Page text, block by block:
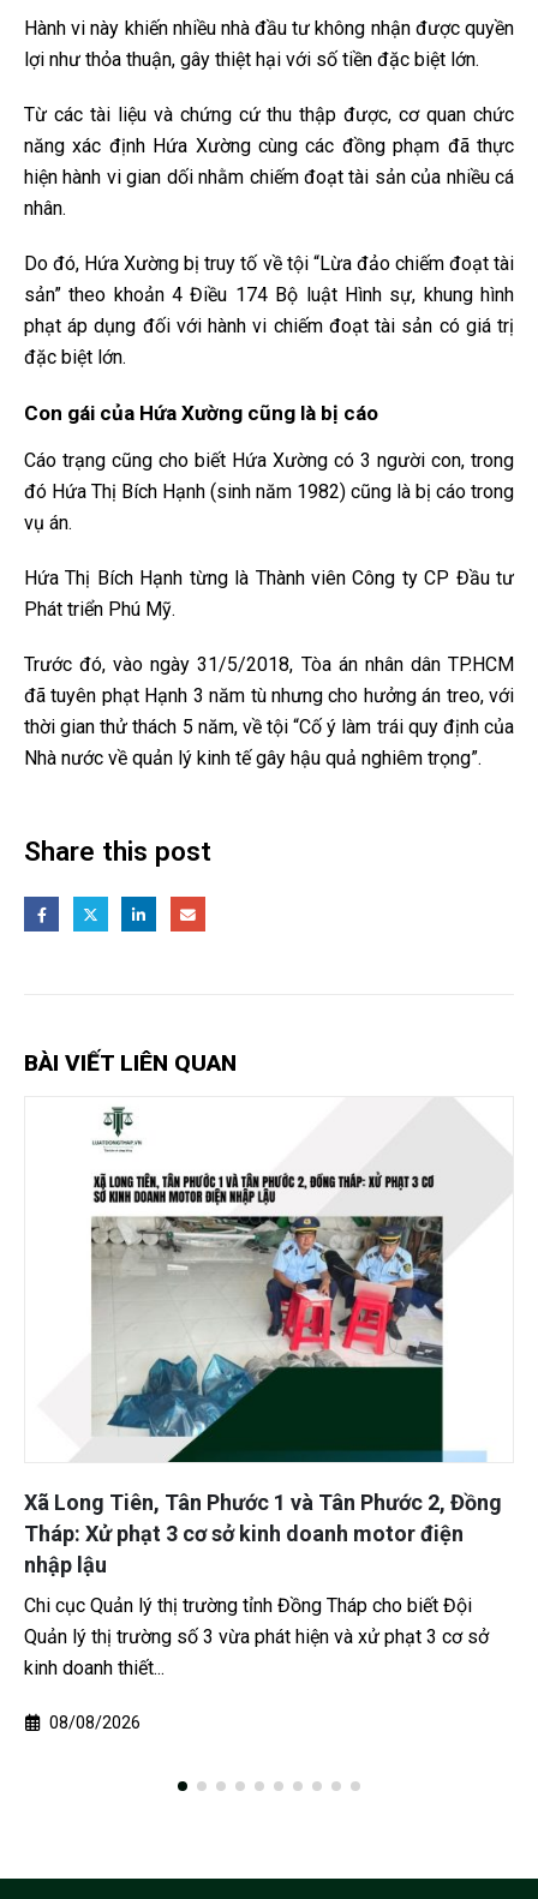
Hành vi này khiến nhiều nhà đầu tư không nhận được quyền
lợi như thỏa thuận, gây thiệt hại với số tiền đặc biệt lớn.
Từ các tài liệu và chứng cứ thu thập được, cơ quan chức
năng xác định Hứa Xường cùng các đồng phạm đã thực
hiện hành vi gian dối nhằm chiếm đoạt tài sản của nhiều cá
nhân.
Do đó, Hứa Xường bị truy tố về tội “Lừa đảo chiếm đoạt tài
sản” theo khoản 4 Điều 174 Bộ luật Hình sự, khung hình
phạt áp dụng đối với hành vi chiếm đoạt tài sản có giá trị
đặc biệt lớn.
Con gái của Hứa Xường cũng là bị cáo
Cáo trạng cũng cho biết Hứa Xường có 3 người con, trong
đó Hứa Thị Bích Hạnh (sinh năm 1982) cũng là bị cáo trong
vụ án.
Hứa Thị Bích Hạnh từng là Thành viên Công ty CP Đầu tư
Phát triển Phú Mỹ.
Trước đó, vào ngày 31/5/2018, Tòa án nhân dân TP.HCM
đã tuyên phạt Hạnh 3 năm tù nhưng cho hưởng án treo, với
thời gian thử thách 5 năm, về tội “Cố ý làm trái quy định của
Nhà nước về quản lý kinh tế gây hậu quả nghiêm trọng”.
Share this post
BÀI VIẾT LIÊN QUAN
2, Đồng
điện
cho biết Đội
phạt 3 cơ sở
VKS đề nghị mức án vụ 29 bị cáo
đánh người ở Cần Thơ
thẩm vụ án hình sự liên quan đến 29 bị
các...